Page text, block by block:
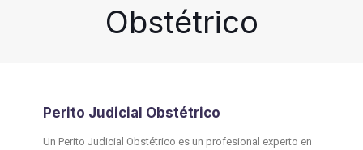
Obstétrico
Perito Judicial Obstétrico
Un Perito Judicial Obstétrico es un profesional experto en